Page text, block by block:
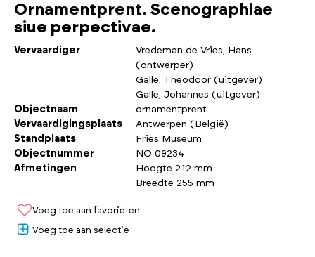
Ornamentprent. Scenographiae
siue perpectivae.
Vervaardiger
Vredeman de Vries, Hans
(ontwerper)
Galle, Theodoor (uitgever)
Galle, Johannes (uitgever)
Objectnaam
ornamentprent
Vervaardigingsplaats
Antwerpen (België)
Standplaats
Fries Museum
Objectnummer
NO 09234
Afmetingen
Hoogte 212 mm
Breedte 255 mm
Voeg toe aan favorieten
Voeg toe aan selectie